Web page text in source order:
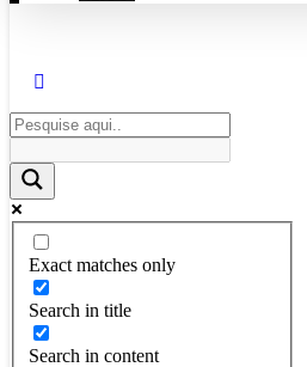
Exact matches only
Search in title
Search in content